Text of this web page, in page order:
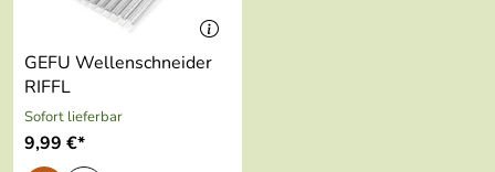
mail@gefu.com
Spülmaschinen
geeignet:
ja
GEFU Wellenschneider
RIFFL
Sofort lieferbar
9,99 €*